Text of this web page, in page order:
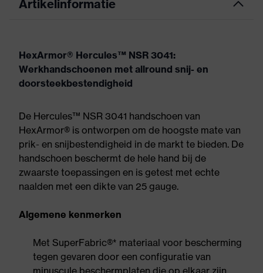
Artikelinformatie
HexArmor® Hercules™ NSR 3041:
Werkhandschoenen met allround snij- en
doorsteekbestendigheid
De Hercules™ NSR 3041 handschoen van
HexArmor® is ontworpen om de hoogste mate van
prik- en snijbestendigheid in de markt te bieden. De
handschoen beschermt de hele hand bij de
zwaarste toepassingen en is getest met echte
naalden met een dikte van 25 gauge.
Algemene kenmerken
Met SuperFabric®* materiaal voor bescherming
tegen gevaren door een configuratie van
minuscule beschermplaten die op elkaar zijn